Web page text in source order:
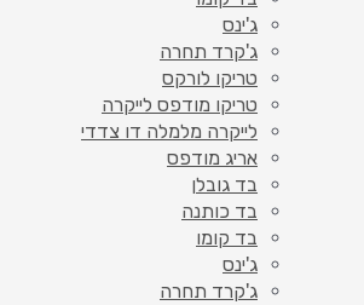
ג'ינס
ג'קרד תחרה
טריקו לורקס
טריקו מודפס לייקרה
לייקרה מלמלה דו צדדי
אריג מודפס
בד גובלן
בד כותנה
בד קומו
ג'ינס
ג'קרד תחרה